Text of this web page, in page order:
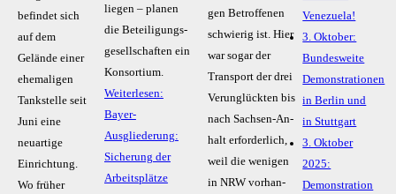
befindet sich
auf dem
Gelände einer
ehemaligen
Tankstelle seit
Juni eine
neuartige
Einrichtung.
Wo früher
lie­gen – pla­nen
die Be­tei­li­gungs­
ge­sell­schaf­ten ein
Kon­sor­ti­um.
Weiterlesen:
Bayer-
Ausgliederung:
Sicherung der
Arbeitsplätze
gen Be­trof­fe­nen
schwie­rig ist. Hier
war so­gar der
Trans­port der drei
Ver­un­glück­ten bis
nach Sach­sen-An­
halt er­for­der­lich,
weil die we­ni­gen
in NRW vor­han­
Venezuela!
3. Oktober:
Bundesweite
Demonstrationen
in Berlin und
in Stuttgart
3. Oktober
2025:
Demonstration